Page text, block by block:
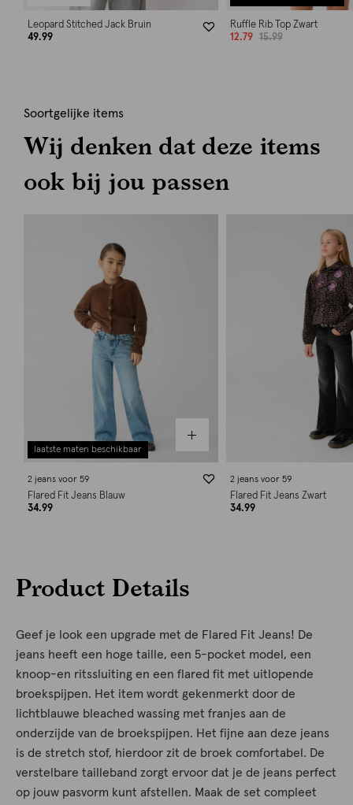
Leopard Stitched Jack Bruin
49.99
Ruffle Rib Top Zwart
12.79
15.99
Soortgelijke items
Wij denken dat deze items
ook bij jou passen
laatste maten beschikbaar
2 jeans voor 59
Flared Fit Jeans Blauw
34.99
2 jeans voor 59
Flared Fit Jeans Zwart
34.99
Product Details
Geef je look een upgrade met de Flared Fit Jeans! De
jeans heeft een hoge taille, een 5-pocket model, een
knoop-en ritssluiting en een flared fit met uitlopende
broekspijpen. Het item wordt gekenmerkt door de
lichtblauwe bleached wassing met franjes aan de
onderzijde van de broekspijpen. Het fijne aan deze jeans
is de stretch stof, hierdoor zit de broek comfortabel. De
verstelbare tailleband zorgt ervoor dat je de jeans perfect
op jouw pasvorm kunt afstellen. Maak de set compleet